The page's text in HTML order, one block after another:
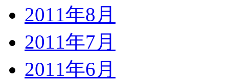
2011年8月
2011年7月
2011年6月